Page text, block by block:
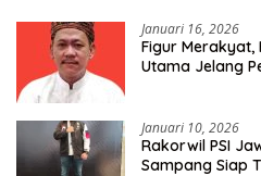
Januari 16, 2026
Figur Merakyat,
Utama Jelang
Januari 10, 2026
Rakorwil PSI
Sampang Siap